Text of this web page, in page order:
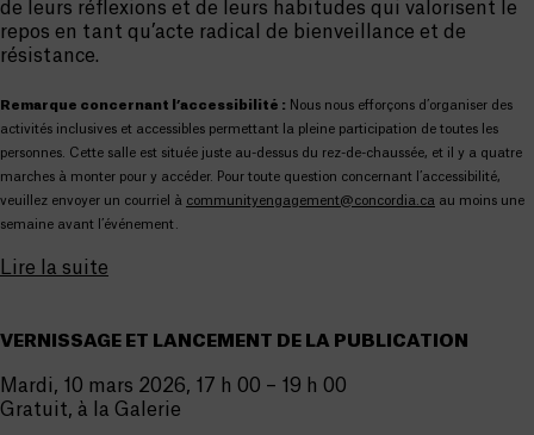
de leurs réflexions et de leurs habitudes qui valorisent le
repos en tant qu’acte radical de bienveillance et de
résistance.
Remarque concernant l’accessibilité : Nous nous efforçons d’organiser des
activités inclusives et accessibles permettant la pleine participation de toutes les
personnes. Cette salle est située juste au-dessus du rez-de-chaussée, et il y a quatre
marches à monter pour y accéder. Pour toute question concernant l’accessibilité,
veuillez envoyer un courriel à communityengagement@concordia.ca au moins une
semaine avant l’événement.
Lire la suite
VERNISSAGE ET LANCEMENT DE LA PUBLICATION
Mardi, 10 mars 2026, 17 h 00 – 19 h 00
Gratuit, à la Galerie